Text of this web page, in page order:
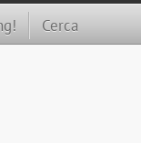
Cerca